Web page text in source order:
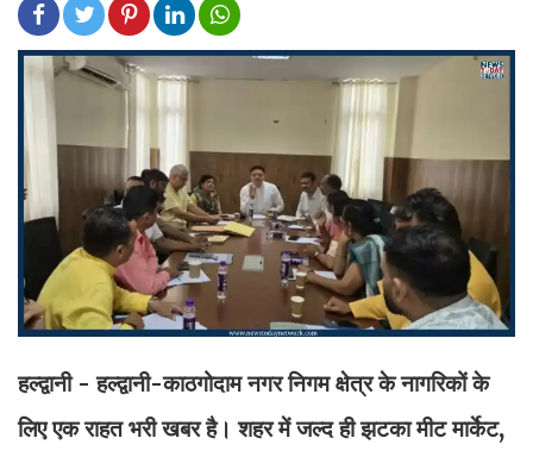
हल्द्वानी - हल्द्वानी-काठगोदाम नगर निगम क्षेत्र के नागरिकों के
लिए एक राहत भरी खबर है। शहर में जल्द ही झटका मीट मार्केट,